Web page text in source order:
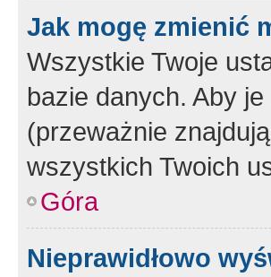
Jak mogę zmienić
Wszystkie Twoje
bazie danych. Aby
(przeważnie
wszystkich Twoich
Góra
Nieprawidłowo